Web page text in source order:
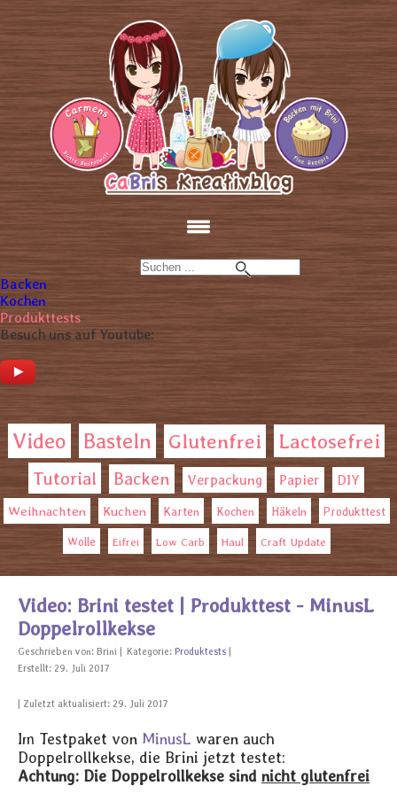
Backen
Kochen
Produkttests
Besuch uns auf Youtube:
Video Basteln Glutenfrei Lactosefrei
Tutorial Backen Verpackung Papier DIY
Weihnachten Kuchen Karten Kochen Häkeln Produkttest
Wolle Eifrei Low Carb Haul Craft Update
Video: Brini testet | Produkttest - MinusL
Doppelrollkekse
Geschrieben von: Brini Kategorie: Produktests
Erstellt: 29. Juli 2017
Zuletzt aktualisiert: 29. Juli 2017
Im Testpaket von MinusL waren auch
Doppelrollkekse, die Brini jetzt testet:
Achtung: Die Doppelrollkekse sind nicht glutenfrei